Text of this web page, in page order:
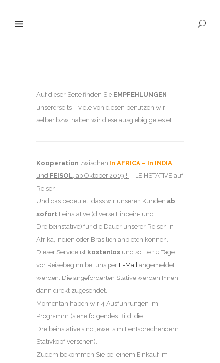
Auf dieser Seite finden Sie EMPFEHLUNGEN
unsererseits – viele von diesen benutzen wir
selber bzw. haben wir diese ausgiebig getestet.
Kooperation zwischen In AFRICA – In INDIA
und FEISOL, ab Oktober 2019!!! – LEIHSTATIVE auf
Reisen
Und das bedeutet, dass wir unseren Kunden ab
sofort Leihstative (diverse Einbein- und
Dreibeinstative) für die Dauer unserer Reisen in
Afrika, Indien oder Brasilien anbieten können.
Dieser Service ist kostenlos und sollte 10 Tage
vor Reisebeginn bei uns per E-Mail angemeldet
werden. Die angeforderten Stative werden Ihnen
dann direkt zugesendet.
Momentan haben wir 4 Ausführungen im
Programm (siehe folgendes Bild, die
Dreibeinstative sind jeweils mit entsprechendem
Stativkopf versehen).
Zudem bekommen Sie bei einem Einkauf im